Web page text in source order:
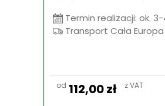
Termin realizacji: ok.
Transport Cała Europa
od 112,00zł z VAT